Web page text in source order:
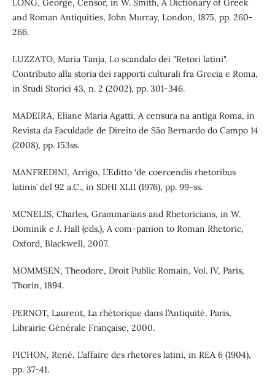
LONG, George, Censor, in W. Smith, A Dictionary of Greek
and Roman Antiquities, John Murray, London, 1875, pp. 260-
266.
LUZZATO, Maria Tanja, Lo scandalo dei "Retori latini".
Contributo alla storia dei rapporti culturali fra Grecia e Roma,
in Studi Storici 43, n. 2 (2002), pp. 301-346.
MADEIRA, Eliane Maria Agatti, A censura na antiga Roma, in
Revista da Faculdade de Direito de São Bernardo do Campo 14
(2008), pp. 153ss.
MANFREDINI, Arrigo, L’Editto ‘de coercendis rhetoribus
latinis’ del 92 a.C., in SDHI XLII (1976), pp. 99-ss.
MCNELIS, Charles, Grammarians and Rhetoricians, in W.
Dominik e J. Hall (eds.), A com-panion to Roman Rhetoric,
Oxford, Blackwell, 2007.
MOMMSEN, Theodore, Droit Public Romain, Vol. IV, Paris,
Thorin, 1894.
PERNOT, Laurent, La rhétorique dans l’Antiquité, Paris,
Librairie Générale Française, 2000.
PICHON, René, L’affaire des rhetores latini, in REA 6 (1904),
pp. 37-41.